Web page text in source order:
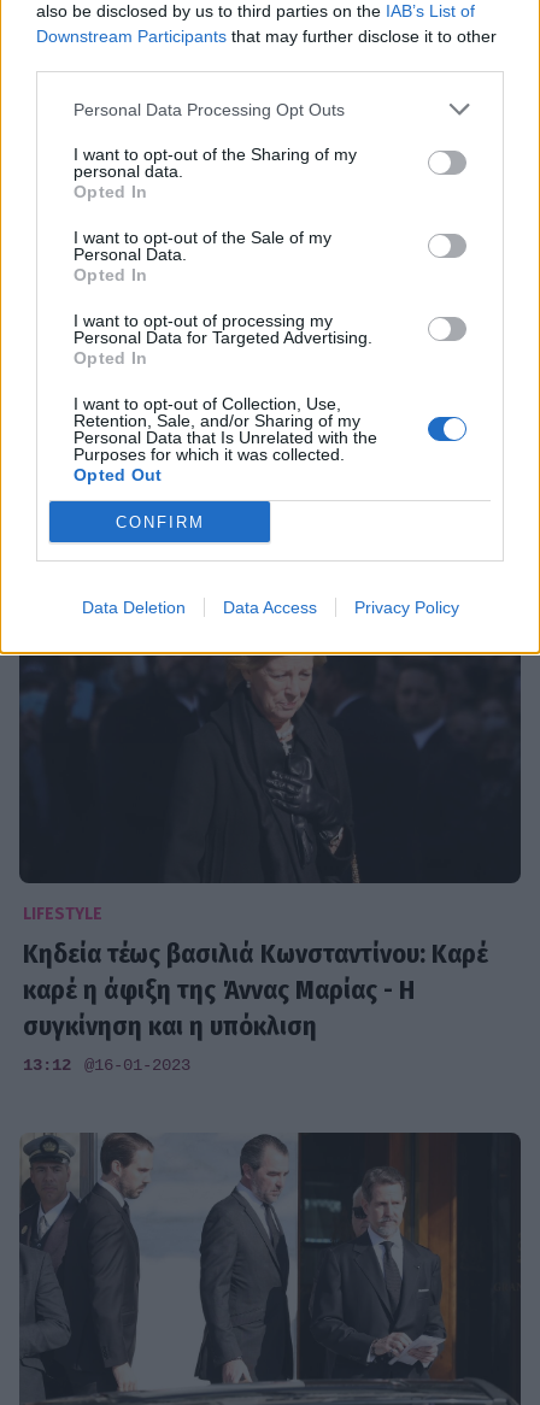
also be disclosed by us to third parties on the IAB’s List of
Downstream Participants that may further disclose it to other
Personal Data Processing Opt Outs
I want to opt-out of the Sharing of my
personal data.
Opted In
I want to opt-out of the Sale of my
Personal Data.
Opted In
I want to opt-out of processing my
Personal Data for Targeted Advertising.
Opted In
I want to opt-out of Collection, Use,
Retention, Sale, and/or Sharing of my
Personal Data that Is Unrelated with the
Purposes for which it was collected.
Opted Out
CONFIRM
Data Deletion Data Access Privacy Policy
LIFESTYLE
Το διαμέρισμα 250 τ.μ. της Άννας Μαρίας
στο Κολωνάκι και το τελευταίο
οικογενειακό γεύμα το μεσημέρι
@17-01-2023
LIFESTYLE
Κηδεία τέως βασιλιά Κωνσταντίνου: Καρέ
καρέ η άφιξη της Άννας Μαρίας - Η
συγκίνηση και η υπόκλιση
13:12 @16-01-2023